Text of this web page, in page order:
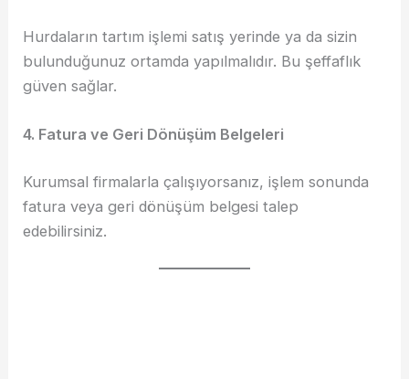
Hurdaların tartım işlemi satış yerinde ya da sizin
bulunduğunuz ortamda yapılmalıdır. Bu şeffaflık
güven sağlar.
4. Fatura ve Geri Dönüşüm Belgeleri
Kurumsal firmalarla çalışıyorsanız, işlem sonunda
fatura veya geri dönüşüm belgesi talep
edebilirsiniz.